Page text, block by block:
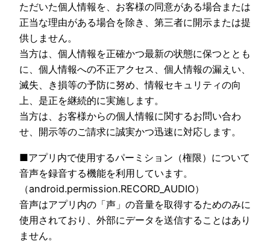
ただいた個人情報を、お客様の同意がある場合または
正当な理由がある場合を除き、第三者に開示または提
供しません。
当方は、個人情報を正確かつ最新の状態に保つととも
に、個人情報への不正アクセス、個人情報の漏えい、
滅失、き損等の予防に努め、情報セキュリティの向
上、是正を継続的に実施します。
当方は、お客様からの個人情報に関するお問い合わ
せ、開示等のご請求に誠実かつ迅速に対応します。
■アプリ内で使用するパーミション（権限）について
音声を録音する機能を利用しています。
（android.permission.RECORD_AUDIO）
音声はアプリ内の「声」の音量を取得するためのみに
使用されており、外部にデータを送信することはあり
ません。